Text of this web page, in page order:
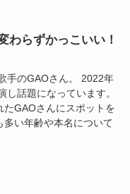
わらずかっこいい！
手のGAOさん。 2022年
話題になっています。
GAOさんにスポットを
い年齢や本名について